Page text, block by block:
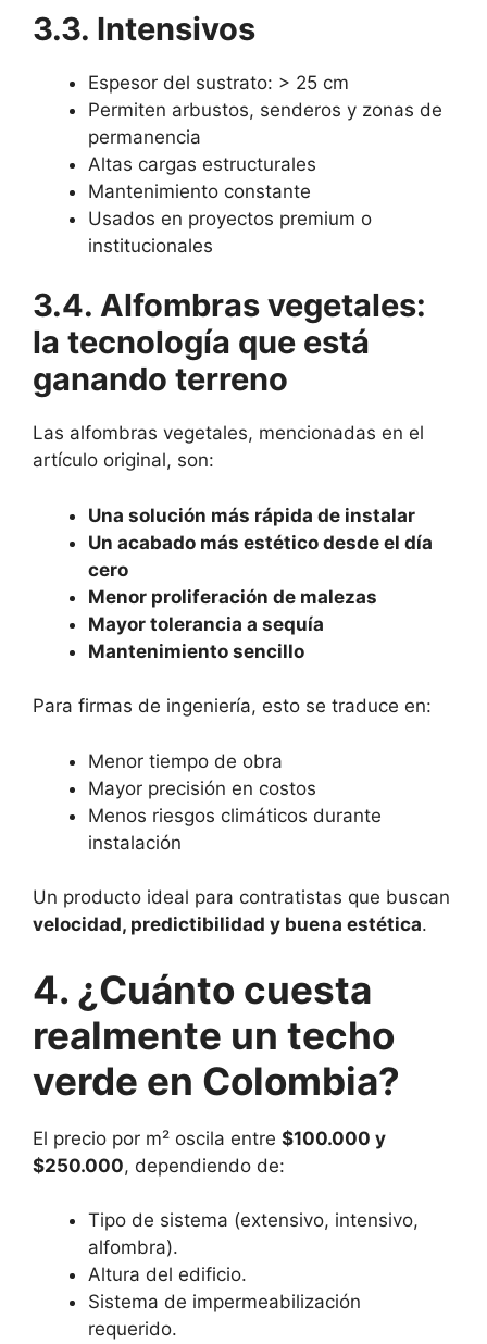
3.3. Intensivos
Espesor del sustrato: > 25 cm
Permiten arbustos, senderos y zonas de
permanencia
Altas cargas estructurales
Mantenimiento constante
Usados en proyectos premium o
institucionales
3.4. Alfombras vegetales:
la tecnología que está
ganando terreno
Las alfombras vegetales, mencionadas en el
artículo original, son:
Una solución más rápida de instalar
Un acabado más estético desde el día
cero
Menor proliferación de malezas
Mayor tolerancia a sequía
Mantenimiento sencillo
Para firmas de ingeniería, esto se traduce en:
Menor tiempo de obra
Mayor precisión en costos
Menos riesgos climáticos durante
instalación
Un producto ideal para contratistas que buscan
velocidad, predictibilidad y buena estética.
4. ¿Cuánto cuesta
realmente un techo
verde en Colombia?
El precio por m² oscila entre $100.000 y
$250.000, dependiendo de:
Tipo de sistema (extensivo, intensivo,
alfombra).
Altura del edificio.
Sistema de impermeabilización
requerido.